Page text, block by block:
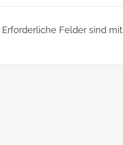
Erforderliche Felder sind mit